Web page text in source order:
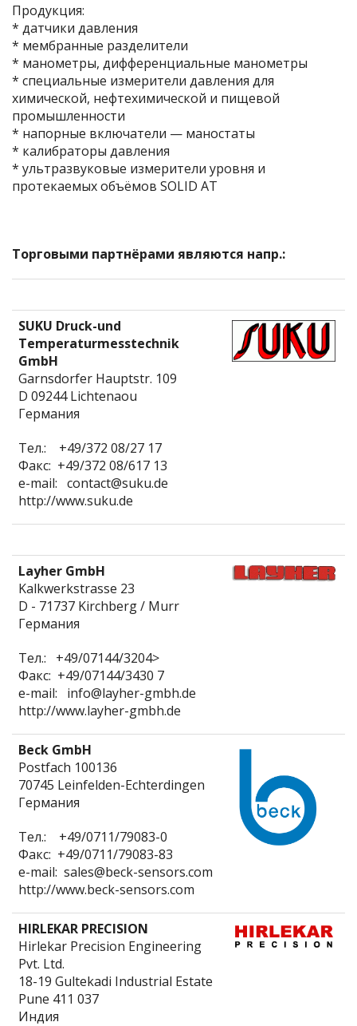
Продукция:
* датчики давления
* мембранные разделители
* манометры, дифференциальные манометры
* специальные измерители давления для
химической, нефтехимической и пищевой
промышленности
* напорные включатели — маностаты
* калибраторы давления
* ультразвуковые измерители уровня и
протекаемых объёмов SOLID AT
Tорговыми партнёрами являются напр.:
SUKU Druck-und
Temperaturmesstechnik
GmbH
Garnsdorfer Hauptstr. 109
D 09244 Lichtenaou
Германия
Тел.: +49/372 08/27 17
Факс: +49/372 08/617 13
e-mail: contact@suku.de
http://www.suku.de
Layher GmbH
Kalkwerkstrasse 23
D - 71737 Kirchberg / Murr
Германия
Тел.: +49/07144/3204>
Факс: +49/07144/3430 7
e-mail: info@layher-gmbh.de
http://www.layher-gmbh.de
Beck GmbH
Postfach 100136
70745 Leinfelden-Echterdingen
Германия
Тел.: +49/0711/79083-0
Факс: +49/0711/79083-83
e-mail: sales@beck-sensors.com
http://www.beck-sensors.com
HIRLEKAR PRECISION
Hirlekar Precision Engineering
Pvt. Ltd.
18-19 Gultekadi Industrial Estate
Pune 411 037
Индия